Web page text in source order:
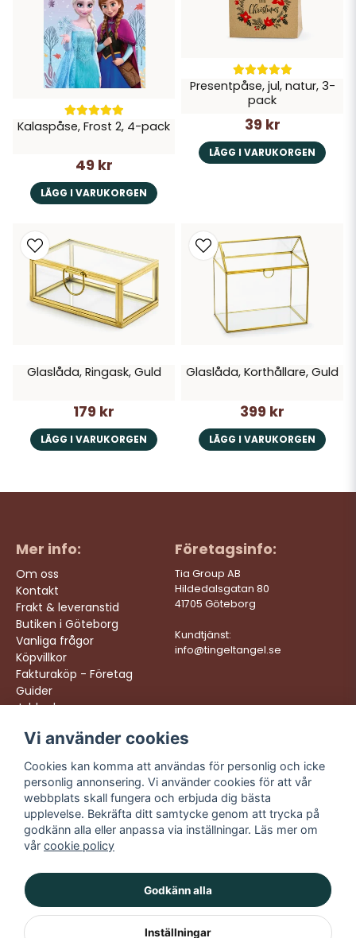
Kalaspåse, Frost 2, 4-pack
49 kr
LÄGG I VARUKORGEN
Presentpåse, jul, natur, 3-
pack
39 kr
LÄGG I VARUKORGEN
Glaslåda, Ringask, Guld
179 kr
LÄGG I VARUKORGEN
Glaslåda, Korthållare, Guld
399 kr
LÄGG I VARUKORGEN
Mer info:
Om oss
Kontakt
Frakt & leveranstid
Butiken i Göteborg
Vanliga frågor
Köpvillkor
Fakturaköp - Företag
Guider
Jobba hos oss
Företagsinfo:
Tia Group AB
Hildedalsgatan 80
41705 Göteborg
Kundtjänst:
info@tingeltangel.se
Följ oss:
Instagram
Facebook
TikTok
YouTube
Vi levererar:
Snabba leveranser
Trygga köp
Fri frakt över 499:-
Trevlig kundtjänst
Vi använder cookies
Cookies kan komma att användas för personlig och icke
personlig annonsering. Vi använder cookies för att vår
webbplats skall fungera och erbjuda dig bästa
upplevelse. Bekräfta ditt samtycke genom att trycka på
godkänn alla eller anpassa via inställningar. Läs mer om
vår cookie policy
Godkänn alla
Inställningar